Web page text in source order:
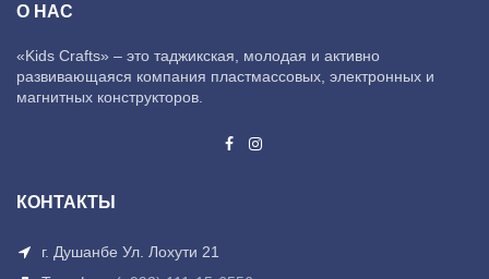
О НАС
«Kids Crafts» – это таджикская, молодая и активно
развивающаяся компания пластмассовых, электронных и
магнитных конструкторов.
КОНТАКТЫ
г. Душанбе Ул. Лохути 21